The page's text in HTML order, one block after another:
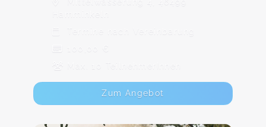
Hamminkeln
Termine nach Vereinbarung
100,00 €
Max. 10 TeilnehmerInnen
Zum Angebot